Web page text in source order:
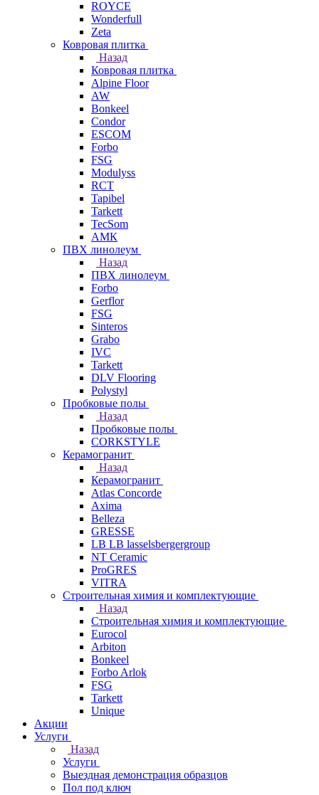
ROYCE
Wonderfull
Zeta
Ковровая плитка
Назад
Ковровая плитка
Alpine Floor
AW
Bonkeel
Condor
ESCOM
Forbo
FSG
Modulyss
RCT
Tapibel
Tarkett
TecSom
АМК
ПВХ линолеум
Назад
ПВХ линолеум
Forbo
Gerflor
FSG
Sinteros
Grabo
IVC
Tarkett
DLV Flooring
Polystyl
Пробковые полы
Назад
Пробковые полы
CORKSTYLE
Керамогранит
Назад
Керамогранит
Atlas Concorde
Axima
Belleza
GRESSE
LB LB lasselsbergergroup
NT Ceramic
ProGRES
VITRA
Строительная химия и комплектующие
Назад
Строительная химия и комплектующие
Eurocol
Arbiton
Bonkeel
Forbo Arlok
FSG
Tarkett
Unique
Акции
Услуги
Назад
Услуги
Выездная демонстрация образцов
Пол под ключ